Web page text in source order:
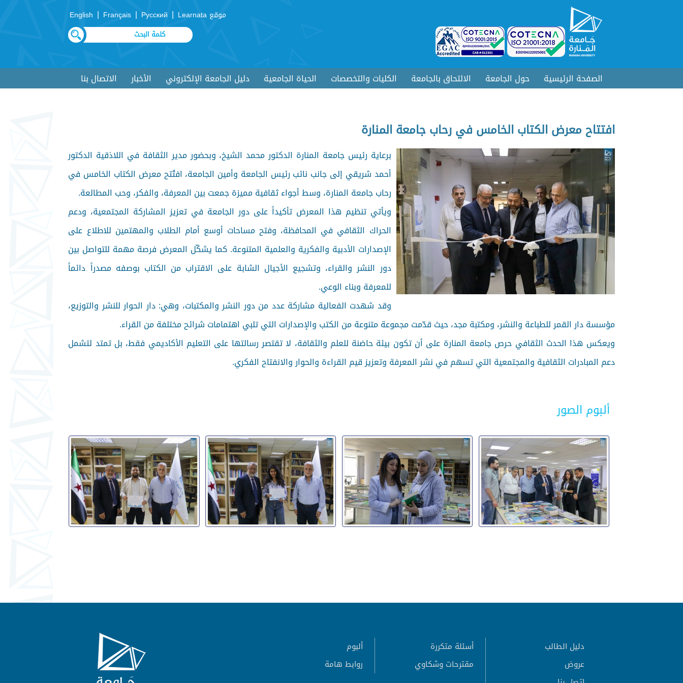
موقع Learnata |
Русский
|
Français
|
English
الصفحة الرئيسية حول الجامعة الالتحاق بالجامعة الكليات والتخصصات الحياة الجامعية دليل الجامعة الإلكتروني الأخبار الاتصال بنا
افتتاح معرض الكتاب الخامس في رحاب جامعة المنارة
برعاية رئيس جامعة المنارة الدكتور محمد الشيخ، وبحضور مدير الثقافة في اللاذقية الدكتور
أحمد شريقي إلى جانب نائب رئيس الجامعة وأمين الجامعة، افتُتح معرض الكتاب الخامس في
رحاب جامعة المنارة، وسط أجواء ثقافية مميزة جمعت بين المعرفة، والفكر، وحب المطالعة.
ويأتي تنظيم هذا المعرض تأكيداً على دور الجامعة في تعزيز المشاركة المجتمعية، ودعم
الحراك الثقافي في المحافظة، وفتح مساحات أوسع أمام الطلاب والمهتمين للاطلاع على
الإصدارات الأدبية والفكرية والعلمية المتنوعة. كما يشكّل المعرض فرصة مهمة للتواصل بين
دور النشر والقراء، وتشجيع الأجيال الشابة على الاقتراب من الكتاب بوصفه مصدراً دائماً
للمعرفة وبناء الوعي.
وقد شهدت الفعالية مشاركة عدد من دور النشر والمكتبات، وهي: دار الحوار للنشر والتوزيع،
مؤسسة دار القمر للطباعة والنشر، ومكتبة مجد، حيث قدّمت مجموعة متنوعة من الكتب والإصدارات التي تلبي اهتمامات شرائح مختلفة من القراء.
ويعكس هذا الحدث الثقافي حرص جامعة المنارة على أن تكون بيئة حاضنة للعلم والثقافة، لا تقتصر رسالتها على التعليم الأكاديمي فقط، بل تمتد لتشمل
دعم المبادرات الثقافية والمجتمعية التي تسهم في نشر المعرفة وتعزيز قيم القراءة والحوار والانفتاح الفكري.
ألبوم الصور
دليل الطالب أسئلة متكررة
ألبوم
عروض
مقترحات وشكاوي
روابط هامة